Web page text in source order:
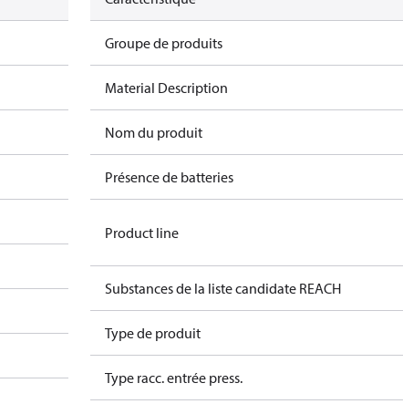
Groupe de produits
Material Description
Nom du produit
Présence de batteries
Product line
Substances de la liste candidate REACH
Type de produit
Type racc. entrée press.